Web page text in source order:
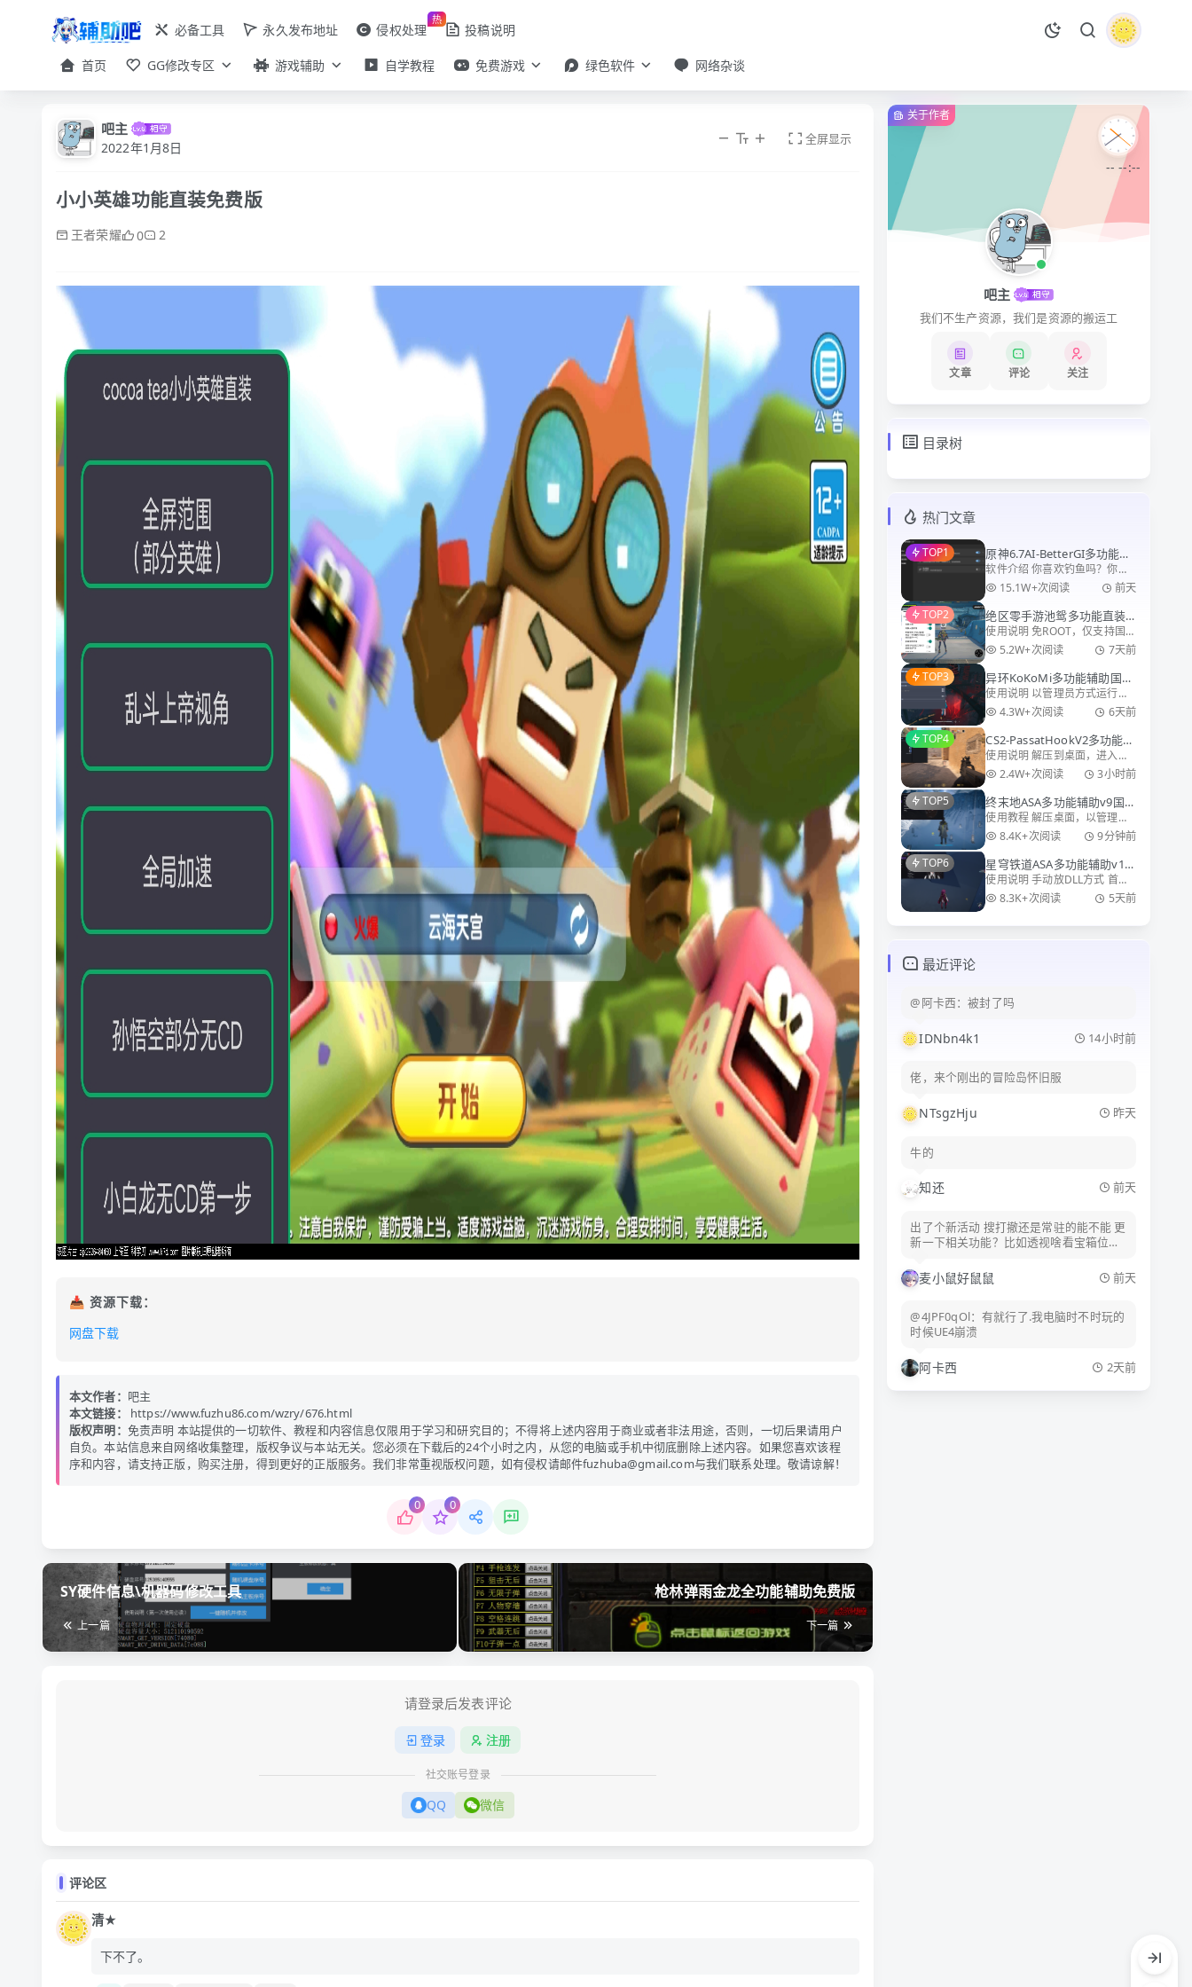
必备工具 永久发布地址 侵权处理
热
投稿说明
首页 GG修改专区 游戏辅助 自学教程 免费游戏 绿色软件 网络杂谈
吧主
2022年1月8日
全屏显示
小小英雄功能直装免费版
王者荣耀 0 2
📥 资源下载：
网盘下载
本文作者： 吧主
本文链接：
https://www.fuzhu86.com/wzry/676.html
版权声明： 免责声明 本站提供的一切软件、教程和内容信息仅限用于学习和研究目的；不得将上述内容用于商业或者非法用途，否则，一切后果请用户
自负。本站信息来自网络收集整理，版权争议与本站无关。您必须在下载后的24个小时之内，从您的电脑或手机中彻底删除上述内容。如果您喜欢该程
序和内容，请支持正版，购买注册，得到更好的正版服务。我们非常重视版权问题，如有侵权请邮件fuzhuba@gmail.com与我们联系处理。敬请谅解！
0 0
SY硬件信息\机器码修改工具
上一篇
枪林弹雨金龙全功能辅助免费版
下一篇
请登录后发表评论
登录 注册
社交账号登录
QQ 微信
评论区
清★
下不了。
关于作者
-- --:--
吧主
我们不生产资源，我们是资源的搬运工
文章 评论 关注
目录树
热门文章
TOP1
原神6.7AI-BetterGI多功能自
动工具0.63.0
软件介绍 你喜欢钓鱼吗？你想
玩七圣召唤吗？你是否想要跳
邀约了吗？ 是否对日复一日的
重复点击感到疲劳？ BetterGI
，一个基于计算机视觉技术，
15.1W+次阅读
前天
TOP2
绝区零手游池鸳多功能直装3.
1国服
使用说明 免ROOT，仅支持国服
直接安装使用 问题说明 安卓14
同等，请谨慎使用
5.2W+次阅读
7天前
TOP3
异环KoKoMi多功能辅助国
服/国际服
使用说明 以管理员方式运行
kokomi.exe 然后打开游戏，按
日志 适配最新版游戏
4.3W+次阅读
6天前
TOP4
CS2-PassatHookV2多功能辅
助
使用说明 解压到桌面，进入游
戏到大厅 以管理员方式运行辅
V2版本，偏移是写死的，还是
云更新，如果没效果就挂梯子
使用 更新说明 8.4： 小型
2.4W+次阅读
3小时前
TOP5
终末地ASA多功能辅助v9国
服/国际服
使用教程 解压桌面，以管理员
方式运行Launcher.exe 选择游
Launcher\games\EndField
Game\Endfi
8.4K+次阅读
9分钟前
TOP6
星穹铁道ASA多功能辅助v14
国服/国际服
使用说明 手动放DLL方式 首次
使用asa，先打开你的游戏安装
E:\HoYoPlay\games\Star Rail
8.3K+次阅读 5天前
最近评论
@阿卡西：被封了吗
IDNbn4k1 14小时前
佬，来个刚出的冒险岛怀旧服
NTsgzHju 昨天
牛的
知还 前天
出了个新活动 搜打撤还是常驻的能不能 更
新一下相关功能？比如透视啥看宝箱位置
麦小鼠好鼠鼠 前天
@4JPF0qOl：有就行了.我电脑时不时玩的
时候UE4崩溃
阿卡西 2天前